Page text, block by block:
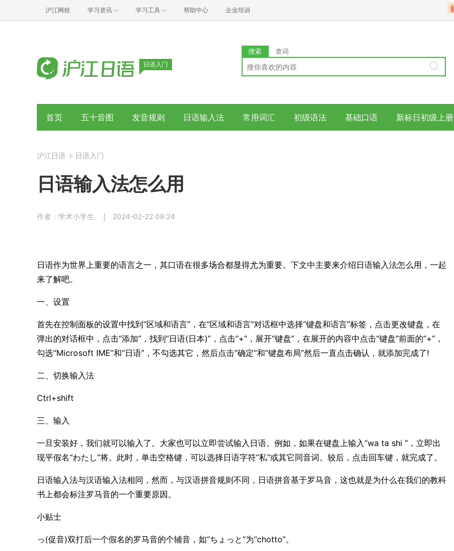
沪江网校 学习资讯 学习工具 帮助中心 企业培训
日语入门
搜索 查词
首页 五十音图 发音规则 日语输入法 常用词汇 初级语法 基础口语 新标日初级上册
沪江日语 > 日语入门
日语输入法怎么用
作者：学术小学生 2024-02-22 09:24
日语作为世界上重要的语言之一，其口语在很多场合都显得尤为重要。下文中主要来介绍日语输入法怎么用，一起
来了解吧。
一、设置
首先在控制面板的设置中找到“区域和语言”，在“区域和语言”对话框中选择“键盘和语言”标签，点击更改键盘，在
弹出的对话框中，点击“添加”，找到“日语(日本)”，点击“+”，展开“键盘”，在展开的内容中点击“键盘”前面的“+”，
勾选“Microsoft IME”和“日语”，不勾选其它，然后点击“确定”和“键盘布局”然后一直点击确认，就添加完成了!
二、切换输入法
Ctrl+shift
三、输入
一旦安装好，我们就可以输入了。大家也可以立即尝试输入日语。例如，如果在键盘上输入“wa ta shi ”，立即出
现平假名“わたし”将。此时，单击空格键，可以选择日语字符“私”或其它同音词。较后，点击回车键，就完成了。
日语输入法与汉语输入法相同，然而，与汉语拼音规则不同，日语拼音基于罗马音，这也就是为什么在我们的教科
书上都会标注罗马音的一个重要原因。
小贴士
っ(促音)双打后一个假名的罗马音的个辅音，如“ちょっと”为“chotto”。